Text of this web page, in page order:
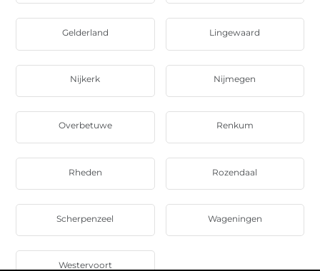
Gelderland Lingewaard
Nijkerk Nijmegen
Overbetuwe Renkum
Rheden Rozendaal
Scherpenzeel Wageningen
Westervoort